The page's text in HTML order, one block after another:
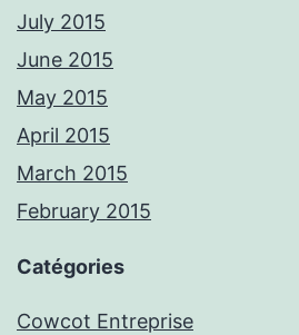
July 2015
June 2015
May 2015
April 2015
March 2015
February 2015
Catégories
Cowcot Entreprise